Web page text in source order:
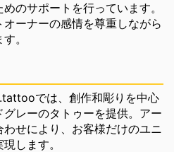
のサポートを行っています。
ーナーの感情を尊重しながら
。
では、創作和彫りを中心
レーのタトゥーを提供。アー
せにより、お客様だけのユニ
します。